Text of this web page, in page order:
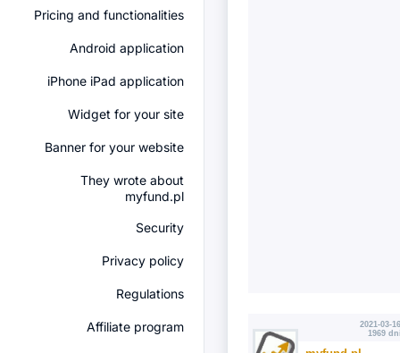
Pricing and functionalities
Android application
iPhone iPad application
Widget for your site
Banner for your website
They wrote about
myfund.pl
Security
Privacy policy
Regulations
Affiliate program
2021-03-
1969